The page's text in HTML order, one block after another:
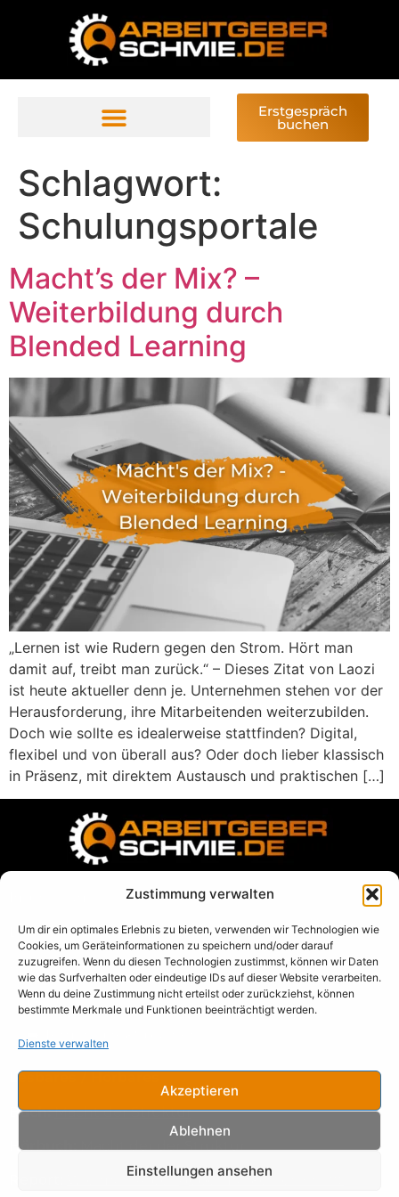
Zustimmung verwalten
Um dir ein optimales Erlebnis zu bieten, verwenden wir Technologien wie
Cookies, um Geräteinformationen zu speichern und/oder darauf
zuzugreifen. Wenn du diesen Technologien zustimmst, können wir Daten
wie das Surfverhalten oder eindeutige IDs auf dieser Website verarbeiten.
Wenn du deine Zustimmung nicht erteilst oder zurückziehst, können
bestimmte Merkmale und Funktionen beeinträchtigt werden.
Dienste verwalten
Akzeptieren
Ablehnen
Einstellungen ansehen
Erstgespräch
buchen
Schlagwort:
Schulungsportale
Macht’s der Mix? –
Weiterbildung durch
Blended Learning
„Lernen ist wie Rudern gegen den Strom. Hört man
damit auf, treibt man zurück.“ – Dieses Zitat von Laozi
ist heute aktueller denn je. Unternehmen stehen vor der
Herausforderung, ihre Mitarbeitenden weiterzubilden.
Doch wie sollte es idealerweise stattfinden? Digital,
flexibel und von überall aus? Oder doch lieber klassisch
in Präsenz, mit direktem Austausch und praktischen […]
Datenschutz
AGB
Blog
Lesbares / Hörbares
Buch: Macht der Struktur
Hörbuch: Macht der der Struktur
Wie man Arbeitgebermarken erschafft